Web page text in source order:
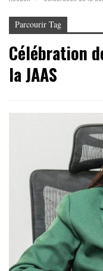
Parcourir Tag
Célébration
la JAAS